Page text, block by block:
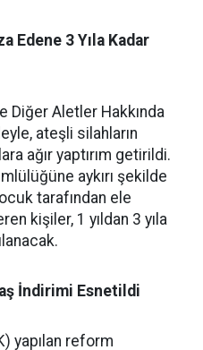
Edene 3 Yıla Kadar
Diğer Aletler Hakkında
ateşli silahların
ağır yaptırım getirildi.
aykırı şekilde
tarafından ele
kişiler, 1 yıldan 3 yıla
İndirimi Esnetildi
yapılan reform